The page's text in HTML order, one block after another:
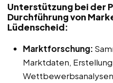
Unterstützung bei der
Durchführung von
Lüdenscheid:
Marktforschung:
Marktdaten,